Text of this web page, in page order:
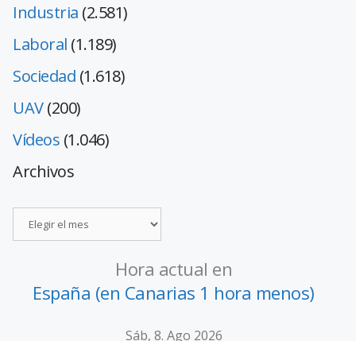
Industria (2.581)
Laboral (1.189)
Sociedad (1.618)
UAV(200)
Vídeos (1.046)
Archivos
Hora actual en
España (en Canarias 1 hora menos)